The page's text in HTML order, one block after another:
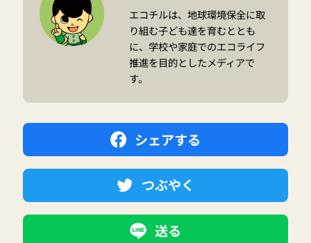
エコチルは、地球環境保全に取
り組む子ども達を育むととも
に、学校や家庭でのエコライフ
推進を目的としたメディアで
す。
シェアする
つぶやく
送る